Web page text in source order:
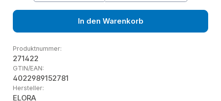
In den Warenkorb
Produktnummer:
271422
GTIN/EAN:
4022989152781
Hersteller:
ELORA